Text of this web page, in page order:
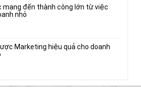
mang đến thành công lớn từ việc
nhỏ
Marketing hiệu quả cho doanh